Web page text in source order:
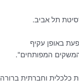
תל אביב.
באופן עקיף
כלכלית וחברתית ברורה